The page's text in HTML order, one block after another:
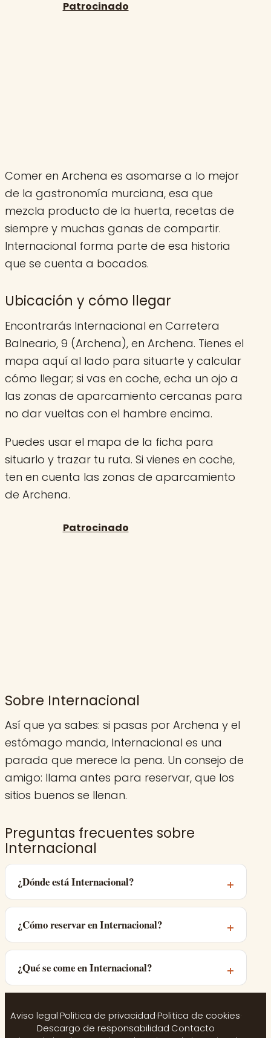
Comer en Archena es asomarse a lo mejor
de la gastronomía murciana, esa que
mezcla producto de la huerta, recetas de
siempre y muchas ganas de compartir.
Internacional forma parte de esa historia
que se cuenta a bocados.
Ubicación y cómo llegar
Encontrarás Internacional en Carretera
Balneario, 9 (Archena), en Archena. Tienes el
mapa aquí al lado para situarte y calcular
cómo llegar; si vas en coche, echa un ojo a
las zonas de aparcamiento cercanas para
no dar vueltas con el hambre encima.
Puedes usar el mapa de la ficha para
situarlo y trazar tu ruta. Si vienes en coche,
ten en cuenta las zonas de aparcamiento
de Archena.
Sobre Internacional
Así que ya sabes: si pasas por Archena y el
estómago manda, Internacional es una
parada que merece la pena. Un consejo de
amigo: llama antes para reservar, que los
sitios buenos se llenan.
Preguntas frecuentes sobre
Internacional
¿Dónde está Internacional?
¿Cómo reservar en Internacional?
¿Qué se come en Internacional?
Aviso legal·Politica de privacidad·Politica de cookies·
Descargo de responsabilidad·Contacto